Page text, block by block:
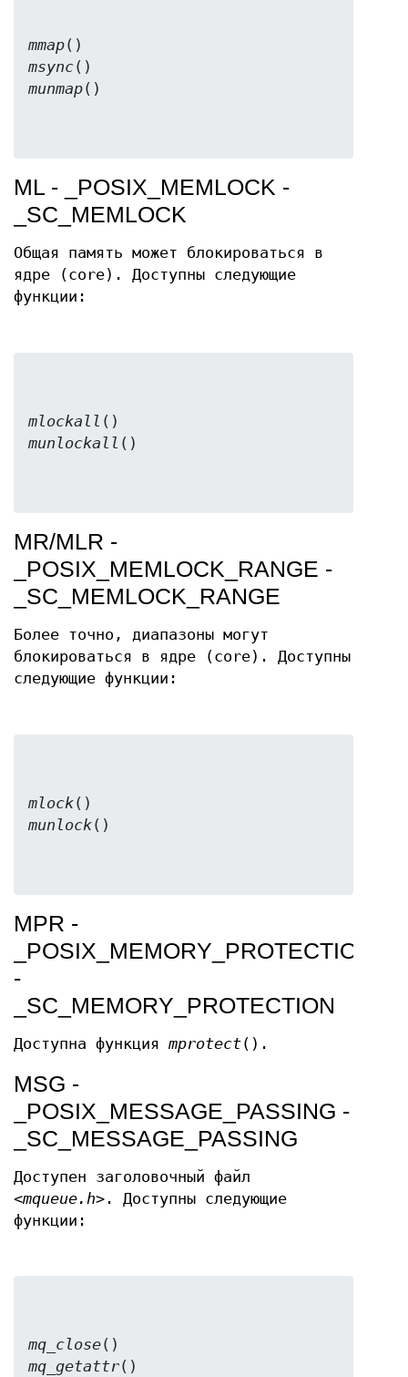
mmap
msync
munmap
ML - _POSIX_MEMLOCK -
_SC_MEMLOCK
Общая память может блокироваться в
ядре (core). Доступны следующие
функции:
mlockall
munlockall
MR/MLR -
_POSIX_MEMLOCK_RANGE -
_SC_MEMLOCK_RANGE
Более точно, диапазоны могут
блокироваться в ядре (core). Доступны
следующие функции:
mlock
munlock
MPR -
_POSIX_MEMORY_PROTECTION
-
_SC_MEMORY_PROTECTION
Доступна функция mprotect().
MSG -
_POSIX_MESSAGE_PASSING -
_SC_MESSAGE_PASSING
Доступен заголовочный файл
<mqueue.h> . Доступны следующие
функции:
mq_close
mq_getattr